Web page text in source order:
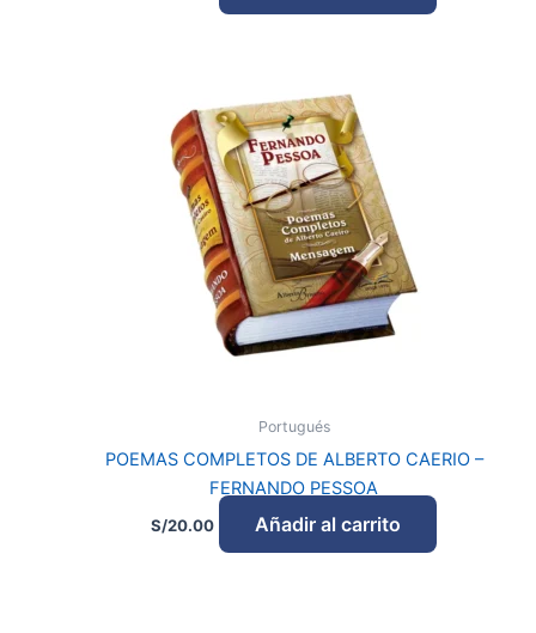
Portugués
POEMAS COMPLETOS DE ALBERTO CAERIO –
FERNANDO PESSOA
S/20.00 Añadir al carrito